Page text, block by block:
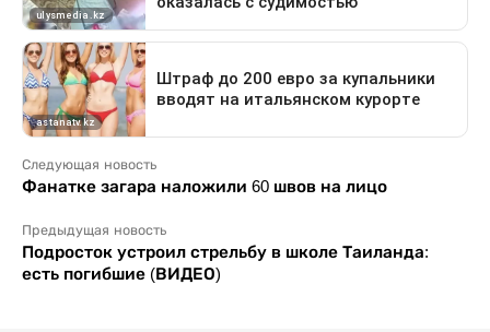
Следующая новость
Фанатке загара наложили 60 швов на лицо
Предыдущая новость
Подросток устроил стрельбу в школе Таиланда:
есть погибшие (ВИДЕО)